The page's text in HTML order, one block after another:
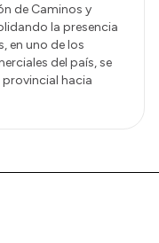
de Caminos y
la presencia
en uno de los
del país, se
hacia